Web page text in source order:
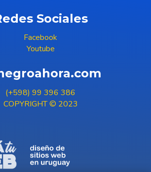
Sociales
Facebook
Youtube
(+598) 99 396 386
COPYRIGHT © 2023